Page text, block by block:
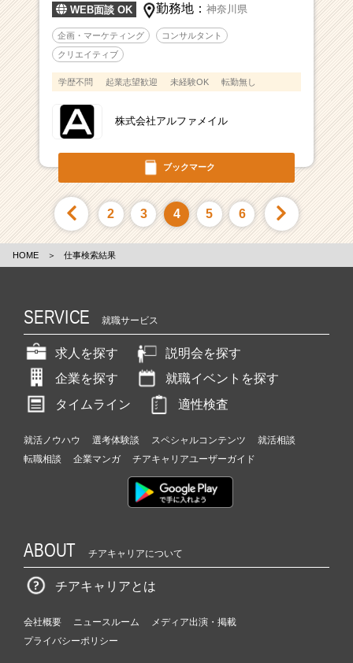
ブックマーク
WEB面談 OK 勤務地：神奈川県
企画・マーケティング コンサルタント
クリエイティブ
学歴不問 起業志望歓迎 未経験OK 転勤無し
株式会社アルファメイル
2 3 4 5 6
HOME ＞ 仕事検索結果
SERVICE 就職サービス
求人を探す
説明会を探す
企業を探す
就職イベントを探す
タイムライン
適性検査
就活ノウハウ 選考体験談 スペシャルコンテンツ
就活相談
転職相談
企業マンガ チアキャリアユーザーガイド
ABOUT チアキャリアについて
チアキャリアとは
会社概要 ニュースルーム
メディア出演・掲載
プライバシーポリシー